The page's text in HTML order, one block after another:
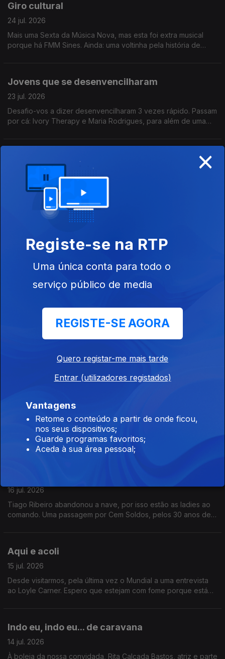
Giro cultural
24 jul. 2026
Mais uma Sexta da Música Nova, mas esta foi extra musical
porque há FMM Sines. Ainda: uma voltinha pela história de
Jovens que se desenvencilharam
23 jul. 2026
Desafio-vos a dizer desenvencilharam 3 vezes rápido. Passam
por cá: Ivory Therapy e Maria Rodrigues, para além de uma
coisa nova?
22 jul. 2026
Entre AMAR o Odisseia e receitas para a longevidade, Catarina
Palma e Teresa Oliveira partilham workshops e coisinhas
novas que aprenderam.
É o bicho, é o bicho! Vai-te devorar! Crocodilo
21 jul. 2026
Por acaso faltou passarmos esta relíquia de Iran Costa, mas
Pronto, vá... Parabéns Espanha.....
17 jul. 2026
É Sexta da Música Nova, o FMM de Porto Covo já começou e
o Artes à Vila Também. O que é que se pode querer mais?
16 jul. 2026
Tiago Ribeiro abandonou a nave, por isso estão as ladies ao
comando. Uma passagem por Cem Soldos, pelos 30 anos de
Aqui e acoli
15 jul. 2026
Desde visitarmos, pela última vez o Mundial a uma entrevista
ao Loyle Carner. Espero que estejam com fome porque está
Indo eu, indo eu... de caravana
14 jul. 2026
À boleia da nossa convidada, Rita Calçada Bastos, atriz e parte
×
Registe-se na RTP
Uma única conta para todo o
serviço público de media
REGISTE-SE AGORA
Quero registar-me mais tarde
Entrar (utilizadores registados)
Vantagens
Retome o conteúdo a partir de onde ficou,
nos seus dispositivos;
Guarde programas favoritos;
Aceda à sua área pessoal;